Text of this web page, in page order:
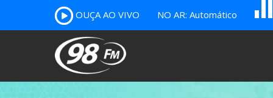
OUÇA AO VIVO NO AR: Automático A